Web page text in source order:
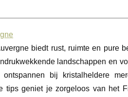
biedt rust, ruimte en pure
landschappen en
bij kristalheldere
tips geniet je zorgeloos van het